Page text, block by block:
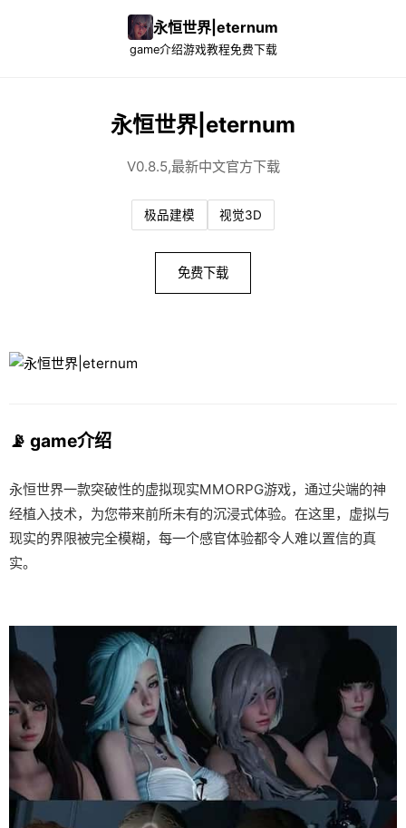
永恒世界|eternum
game介绍游戏教程免费下载
永恒世界|eternum
V0.8.5,最新中文官方下载
极品建模 视觉3D
免费下载
📡 game介绍
永恒世界一款突破性的虚拟现实MMORPG游戏，通过尖端的神
经植入技术，为您带来前所未有的沉浸式体验。在这里，虚拟与
现实的界限被完全模糊，每一个感官体验都令人难以置信的真
实。